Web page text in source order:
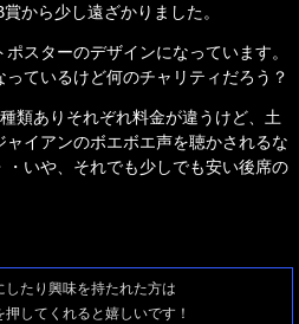
から少し遠ざかりました。
スターのデザインになっています。
っているけど何のチャリティだろう？
類ありそれぞれ料金が違うけど、土
イアンのボエボエ声を聴かされるな
・いや、それでも少しでも安い後席の
したり興味を持たれた方は
してくれると嬉しいです！